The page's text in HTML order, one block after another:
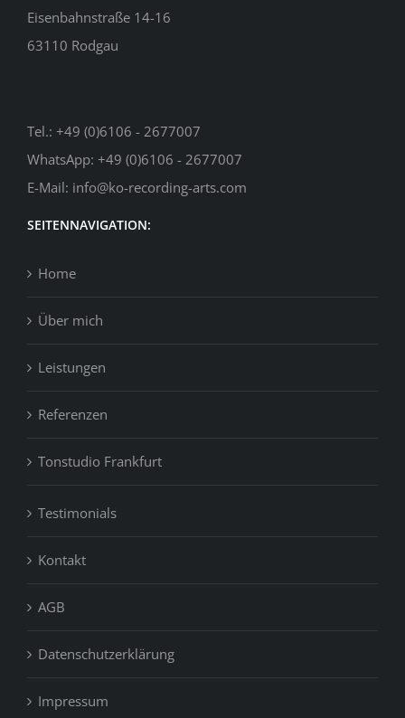
Eisenbahnstraße 14-16
63110 Rodgau
Tel.: +49 (0)6106 - 2677007
WhatsApp: +49 (0)6106 - 2677007
E-Mail: info@ko-recording-arts.com
SEITENNAVIGATION:
Home
Über mich
Leistungen
Referenzen
Tonstudio Frankfurt
Testimonials
Kontakt
AGB
Datenschutzerklärung
Impressum